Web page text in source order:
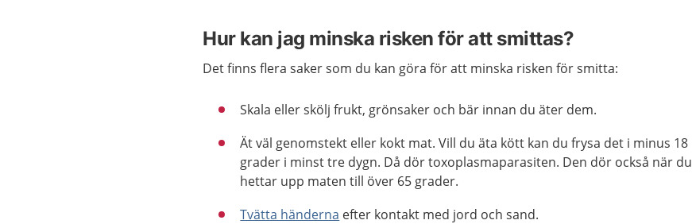
Hur kan jag minska risken för att smittas?
Det finns flera saker som du kan göra för att minska risken för smitta:
Skala eller skölj frukt, grönsaker och bär innan du äter dem.
Ät väl genomstekt eller kokt mat. Vill du äta kött kan du frysa det i minus 18
grader i minst tre dygn. Då dör toxoplasmaparasiten. Den dör också när du
hettar upp maten till över 65 grader.
Tvätta händerna efter kontakt med jord och sand.